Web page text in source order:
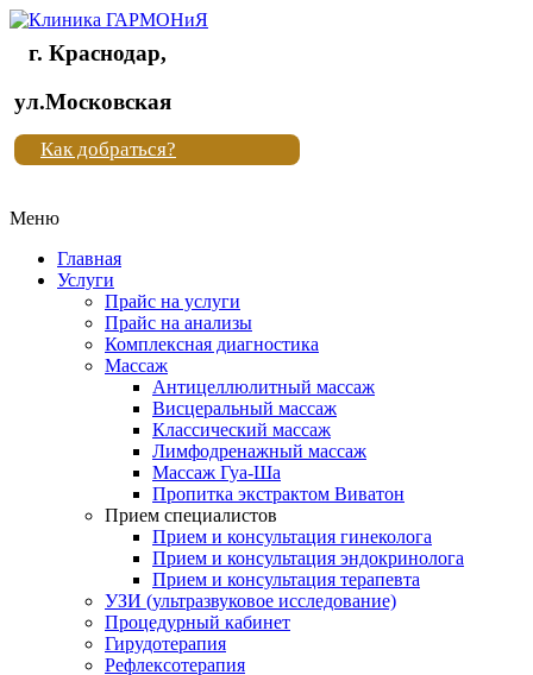
Клиника
"Новая
жизнь"
Клиника
жизнь"
г. Краснодар,
ул.Московская
Как добраться?
Меню
Главная
Услуги
Прайс на услуги
Прайс на анализы
Комплексная диагностика
Массаж
Антицеллюлитный массаж
Висцеральный массаж
Классический массаж
Лимфодренажный массаж
Массаж Гуа-Ша
Пропитка экстрактом Виватон
Прием специалистов
Прием и консультация гинеколога
Прием и консультация эндокринолога
Прием и консультация терапевта
УЗИ (ультразвуковое исследование)
Процедурный кабинет
Гирудотерапия
Рефлексотерапия